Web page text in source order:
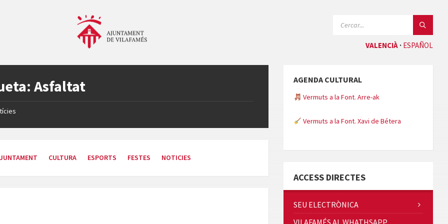
VALENCIÀ ESPAÑOL
Asfaltat
CULTURA ESPORTS FESTES NOTICIES
AGENDA CULTURAL
Vermuts a la Font. Arre-ak
Vermuts a la Font. Xavi de Bétera
ACCESS DIRECTES
SEU ELECTRÒNICA